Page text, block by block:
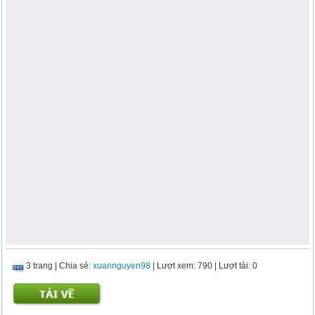
3 trang |Chia sẻ:xuannguyen98 | Lượt xem: 790 | Lượt tải: 0